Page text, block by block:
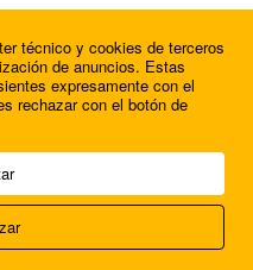
FutbolBalear?
SL.
técnico y cookies de terceros
de anuncios. Estas
expresamente con el
rechazar con el botón de